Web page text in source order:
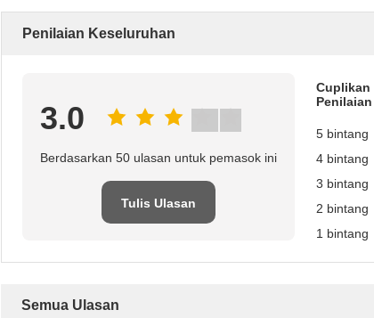
Penilaian Keseluruhan
3.0
Berdasarkan 50 ulasan untuk pemasok ini
Tulis Ulasan
Cuplikan
Penilaian
5 bintang
4 bintang
3 bintang
2 bintang
1 bintang
Semua Ulasan